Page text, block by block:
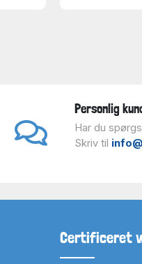
Personlig
Har du
Skriv til
Certificeret